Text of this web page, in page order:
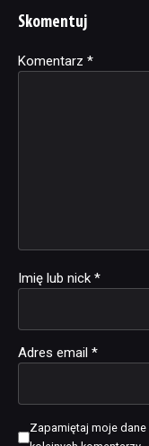
Skomentuj
Komentarz *
Imię lub nick *
Adres email *
Zapamiętaj moje
Alternative: